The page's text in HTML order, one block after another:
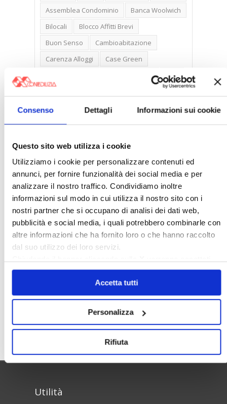
Consenso Dettagli Informazioni sui cookie
Questo sito web utilizza i cookie
Utilizziamo i cookie per personalizzare contenuti ed
annunci, per fornire funzionalità dei social media e per
analizzare il nostro traffico. Condividiamo inoltre
informazioni sul modo in cui utilizza il nostro sito con i
nostri partner che si occupano di analisi dei dati web,
pubblicità e social media, i quali potrebbero combinarle con
altre informazioni che ha fornito loro o che hanno raccolto
dal suo utilizzo dei loro servizi.
solo i cookie necessari.
Accetta tutti
Personalizza
Rifiuta
Assemblea Condominio
Banca Woolwich
Bilocali
Blocco Affitti Brevi
Buon Senso
Cambioabitazione
Carenza Alloggi
Case Green
Cedolare Secca
CO2
Compravendite Immobiliari
Condominio
Confcommercio
Confedilizia.EU
Detrazioni Edilizie
Ideologia Green
Irregolarità Formali
Libero Mercato
Monolocali
New York
Prima Casa
Proprietari Casa
Rendite Catastali
Rivoluzioneliberale
Sunia
Trasferimenti
Treviso
Cerca
Utilità